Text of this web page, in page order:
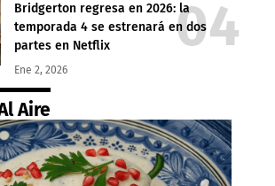
Bridgerton regresa en 2026: la
temporada 4 se estrenará en dos
partes en Netflix
Ene 2, 2026
Aire